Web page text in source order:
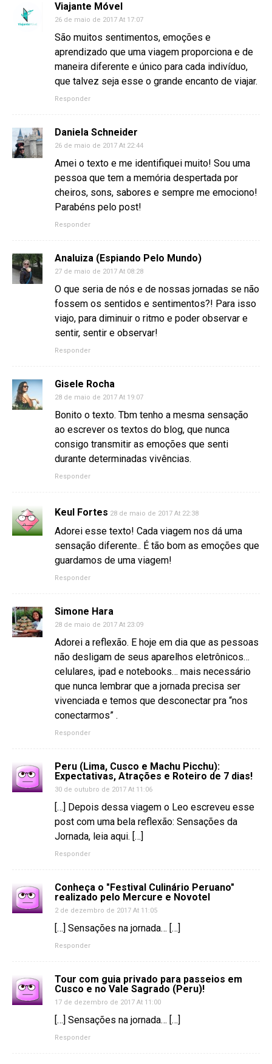
Viajante Móvel
26 de maio de 2017 At 17:07
São muitos sentimentos, emoções e
aprendizado que uma viagem proporciona e de
maneira diferente e único para cada indivíduo,
que talvez seja esse o grande encanto de viajar.
Responder
Daniela Schneider
26 de maio de 2017 At 22:44
Amei o texto e me identifiquei muito! Sou uma
pessoa que tem a memória despertada por
cheiros, sons, sabores e sempre me emociono!
Parabéns pelo post!
Responder
Analuiza (Espiando Pelo Mundo)
27 de maio de 2017 At 08:28
O que seria de nós e de nossas jornadas se não
fossem os sentidos e sentimentos?! Para isso
viajo, para diminuir o ritmo e poder observar e
sentir, sentir e observar!
Responder
Gisele Rocha
28 de maio de 2017 At 19:07
Bonito o texto. Tbm tenho a mesma sensação
ao escrever os textos do blog, que nunca
consigo transmitir as emoções que senti
durante determinadas vivências.
Responder
Keul Fortes 28 de maio de 2017 At 22:38
Adorei esse texto! Cada viagem nos dá uma
sensação diferente.. É tão bom as emoções que
guardamos de uma viagem!
Responder
Simone Hara
28 de maio de 2017 At 23:09
Adorei a reflexão. E hoje em dia que as pessoas
não desligam de seus aparelhos eletrônicos…
celulares, ipad e notebooks… mais necessário
que nunca lembrar que a jornada precisa ser
vivenciada e temos que desconectar pra “nos
conectarmos” .
Responder
Peru (Lima, Cusco e Machu Picchu):
Expectativas, Atrações e Roteiro de 7 dias!
30 de outubro de 2017 At 11:06
[…] Depois dessa viagem o Leo escreveu esse
post com uma bela reflexão: Sensações da
Jornada, leia aqui. […]
Responder
Conheça o "Festival Culinário Peruano"
realizado pelo Mercure e Novotel
2 de dezembro de 2017 At 11:05
[…] Sensações na jornada… […]
Responder
Tour com guia privado para passeios em
Cusco e no Vale Sagrado (Peru)!
17 de dezembro de 2017 At 11:00
[…] Sensações na jornada… […]
Responder